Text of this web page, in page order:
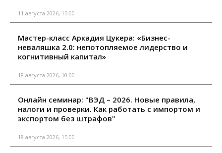
11 августа 2026, 15:00
Мастер-класс Аркадия Цукера: «Бизнес-
неваляшка 2.0: непотопляемое лидерство и
когнитивный капитал»
18 августа 2026, 10:00
Онлайн семинар: "ВЭД – 2026. Новые правила,
налоги и проверки. Как работать с импортом и
экспортом без штрафов"
18 августа 2026, 15:00